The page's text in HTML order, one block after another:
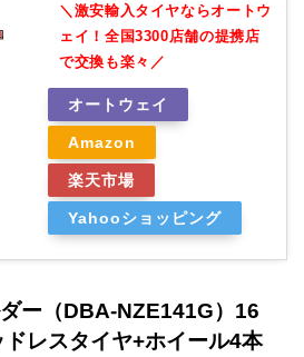
＼激安輸入タイヤならオートウ
ェイ！全国3300店舗の提携店
で交換も楽々／
オートウェイ
Amazon
楽天市場
Yahooショッピング
ー（DBA-NZE141G）16
レスタイヤ+ホイール4本